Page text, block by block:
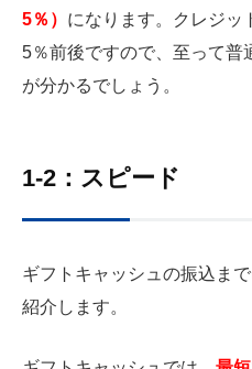
5％） になります。クレジッ
5％前後ですので、至って普
が分かるでしょう。
1-2：スピード
ギフトキャッシュの振込ま
紹介します。